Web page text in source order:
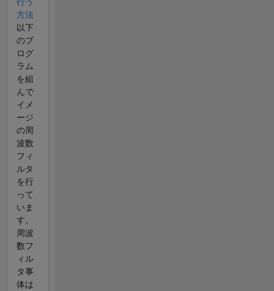
方法
以下
のプ
ログ
ラム
を組
んで
イメ
ージ
の周
波数
フィ
ルタ
を行
って
いま
す。
周波
数フ
ィル
タ事
体は